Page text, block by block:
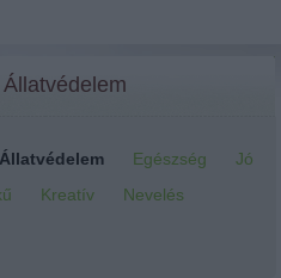
Állatvédelem
Állatvédelem Egészség
Jó
Kreatív
Nevelés